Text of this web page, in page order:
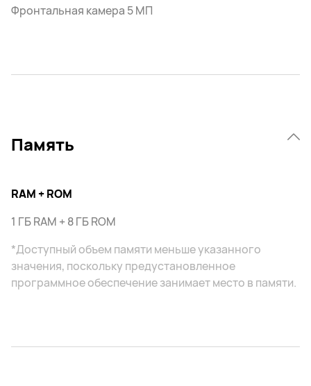
Фронтальная камера 5 МП
Память
RAM + ROM
1 ГБ RAM + 8 ГБ ROM
*Доступный объем памяти меньше указанного
значения, поскольку предустановленное
программное обеспечение занимает место в памяти.